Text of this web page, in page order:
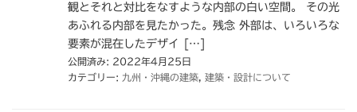
観とそれと対比をなすような内部の白い空間。 その光
あふれる内部を見たかった。残念 外部は、いろいろな
要素が混在したデザイ […]
公開済み: 2022年4月25日
カテゴリー: 九州・沖縄の建築 建築・設計について